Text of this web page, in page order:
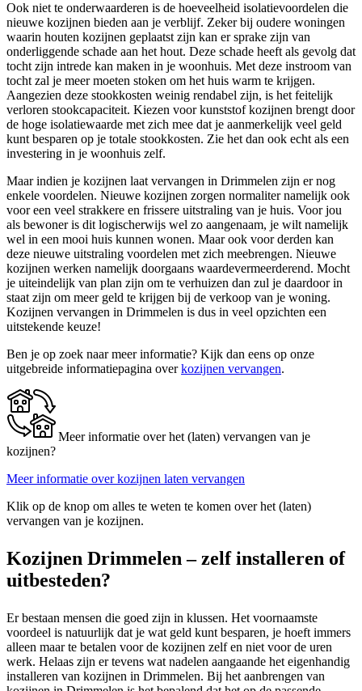
Ook niet te onderwaarderen is de hoeveelheid isolatievoordelen die
nieuwe kozijnen bieden aan je verblijf. Zeker bij oudere woningen
waarin houten kozijnen geplaatst zijn kan er sprake zijn van
onderliggende schade aan het hout. Deze schade heeft als gevolg dat
tocht zijn intrede kan maken in je woonhuis. Met deze instroom van
tocht zal je meer moeten stoken om het huis warm te krijgen.
Aangezien deze stookkosten weinig rendabel zijn, is het feitelijk
verloren stookcapaciteit. Kiezen voor kunststof kozijnen brengt door
de hoge isolatiewaarde met zich mee dat je aanmerkelijk veel geld
kunt besparen op je totale stookkosten. Zie het dan ook echt als een
investering in je woonhuis zelf.
Maar indien je kozijnen laat vervangen in Drimmelen zijn er nog
enkele voordelen. Nieuwe kozijnen zorgen normaliter namelijk ook
voor een veel strakkere en frissere uitstraling van je huis. Voor jou
als bewoner is dit logischerwijs wel zo aangenaam, je wilt namelijk
wel in een mooi huis kunnen wonen. Maar ook voor derden kan
deze nieuwe uitstraling voordelen met zich meebrengen. Nieuwe
kozijnen werken namelijk doorgaans waardevermeerderend. Mocht
je uiteindelijk van plan zijn om te verhuizen dan zul je daardoor in
staat zijn om meer geld te krijgen bij de verkoop van je woning.
Kozijnen vervangen in Drimmelen is dus in veel opzichten een
uitstekende keuze!
Ben je op zoek naar meer informatie? Kijk dan eens op onze
uitgebreide informatiepagina overkozijnen vervangen.
Meer informatie over het (laten) vervangen van je
kozijnen?
Meer informatie over kozijnen laten vervangen
Klik op de knop om alles te weten te komen over het (laten)
vervangen van je kozijnen.
Kozijnen Drimmelen – zelf installeren of
uitbesteden?
Er bestaan mensen die goed zijn in klussen. Het voornaamste
voordeel is natuurlijk dat je wat geld kunt besparen, je hoeft immers
alleen maar te betalen voor de kozijnen zelf en niet voor de uren
werk. Helaas zijn er tevens wat nadelen aangaande het eigenhandig
installeren van kozijnen in Drimmelen. Bij het aanbrengen van